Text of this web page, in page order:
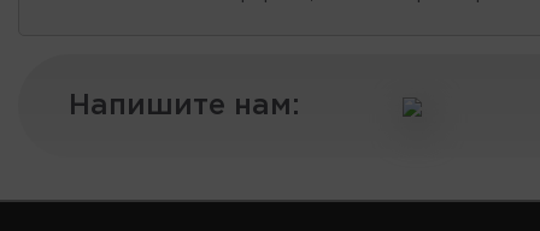
Напишите нам: